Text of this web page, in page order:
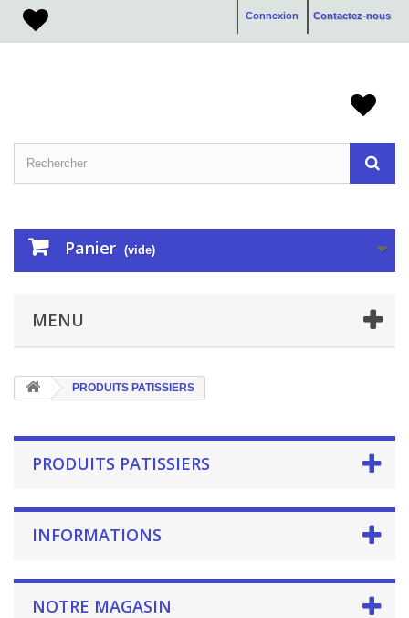
Contactez-nous
Connexion
Panier (vide)
MENU
PRODUITS PATISSIERS
PRODUITS PATISSIERS
INFORMATIONS
NOTRE MAGASIN